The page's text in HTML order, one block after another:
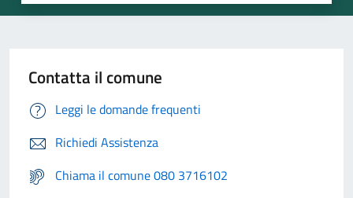
Contatta il comune
Leggi le domande frequenti
Richiedi Assistenza
Chiama il comune 080 3716102